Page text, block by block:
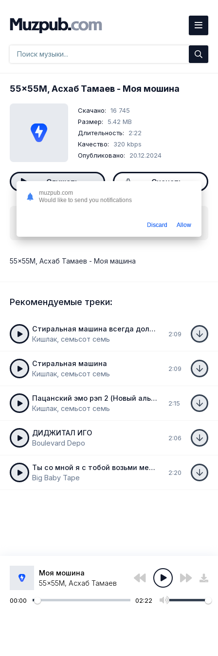
55x55М, Асхаб Тамаев - Моя мошина
Скачано:
16 745
Размер:
5.42 MB
Длительность:
2:22
Качество:
320 kbps
Опубликовано:
20.12.2024
Слушать Скачать
55x55М, Асхаб Тамаев - Моя машина
Рекомендуемые треки:
Стиральная машина всегда должна работать
Кишлак, семьсот семь
2:09
Стиральная машина
Кишлак, семьсот семь
2:09
Пацанский эмо рэп 2 (Новый альбом 2024)
Кишлак, семьсот семь
2:15
ДИДЖИТАЛ ИГО
Boulevard Depo
2:06
Ты со мной я с тобой возьми меня за руку
Big Baby Tape
2:20
Моя мошина
55x55М, Асхаб Тамаев
00:00 02:22
muzpub.com
Would like to send you notifications
Discard Allow